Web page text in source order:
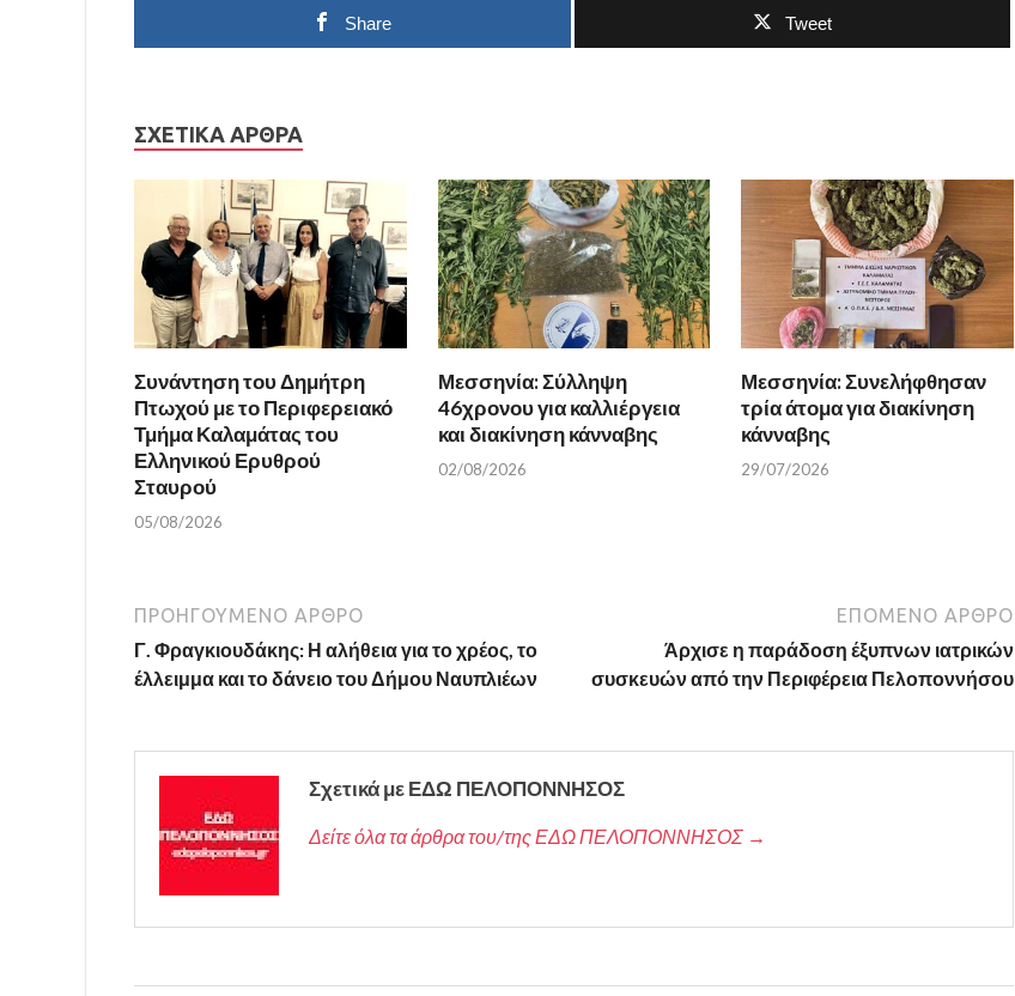
Share Tweet
ΣΧΕΤΙΚΆ ΆΡΘΡΑ
Συνάντηση του Δημήτρη
Πτωχού με το Περιφερειακό
Τμήμα Καλαμάτας του
Ελληνικού Ερυθρού
Σταυρού
05/08/2026
Μεσσηνία: Σύλληψη
46χρονου για καλλιέργεια
και διακίνηση κάνναβης
02/08/2026
Μεσσηνία: Συνελήφθησαν
τρία άτομα για διακίνηση
κάνναβης
29/07/2026
ΠΡΟΗΓΟΎΜΕΝΟ ΆΡΘΡΟ
Γ. Φραγκιουδάκης: Η αλήθεια για το χρέος, το
έλλειμμα και το δάνειο του Δήμου Ναυπλιέων
ΕΠΌΜΕΝΟ ΆΡΘΡΟ
Άρχισε η παράδοση έξυπνων ιατρικών
συσκευών από την Περιφέρεια Πελοποννήσου
Σχετικά με ΕΔΩ ΠΕΛΟΠΟΝΝΗΣΟΣ
Δείτε όλα τα άρθρα του/της ΕΔΩ ΠΕΛΟΠΟΝΝΗΣΟΣ →